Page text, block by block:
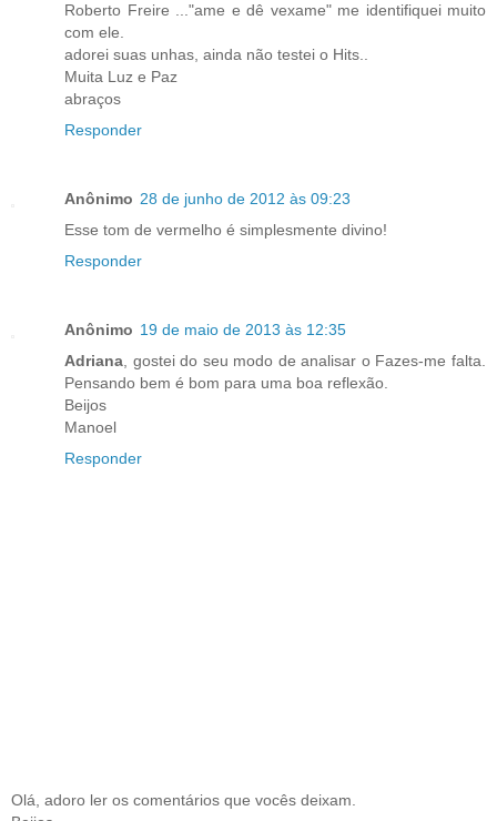
Roberto Freire ..."ame e dê vexame" me identifiquei muito
com ele.
adorei suas unhas, ainda não testei o Hits..
Muita Luz e Paz
abraços
Responder
Anônimo 28 de junho de 2012 às 09:23
Esse tom de vermelho é simplesmente divino!
Responder
Anônimo 19 de maio de 2013 às 12:35
Adriana, gostei do seu modo de analisar o Fazes-me falta.
Pensando bem é bom para uma boa reflexão.
Beijos
Manoel
Responder
Olá, adoro ler os comentários que vocês deixam.